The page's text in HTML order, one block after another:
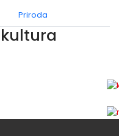
Priroda